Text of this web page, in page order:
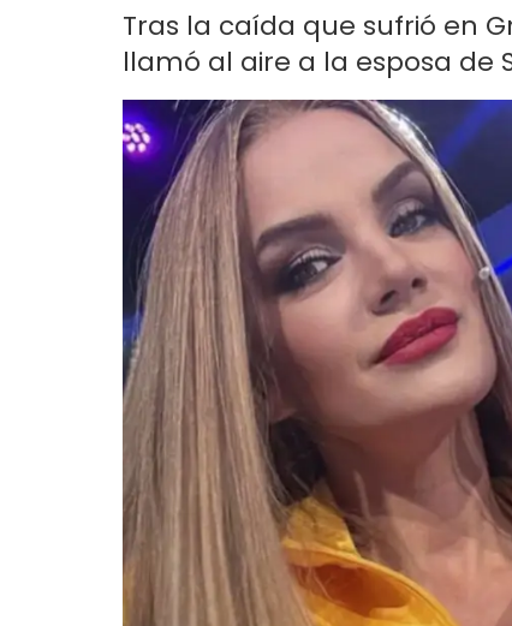
Tras la caída que sufrió en
llamó al aire a la esposa de